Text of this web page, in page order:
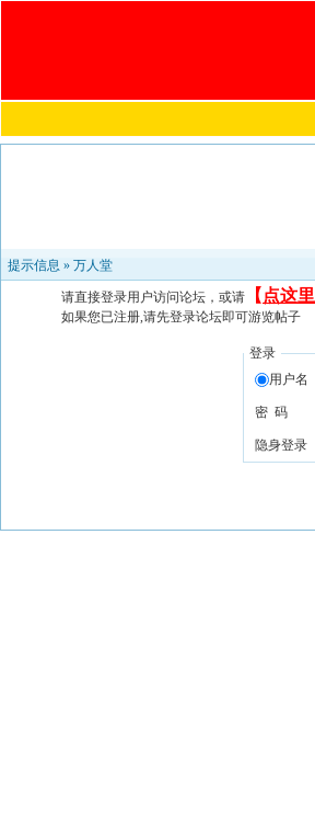
提示信息 » 万人堂
请直接登录用户访问论坛，或请 【 点这
如果您已注册,请先登录论坛即可游览帖子
登录
用户名
密 码
隐身登录